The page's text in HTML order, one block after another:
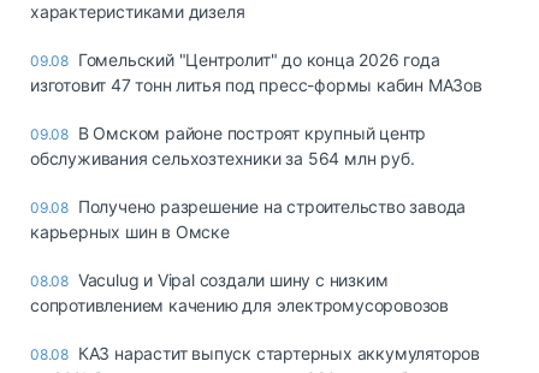
характеристиками дизеля
09.08 Гомельский "Центролит" до конца 2026 года
изготовит 47 тонн литья под пресс-формы кабин МАЗов
09.08 В Омском районе построят крупный центр
обслуживания сельхозтехники за 564 млн руб.
09.08 Получено разрешение на строительство завода
карьерных шин в Омске
08.08 Vaculug и Vipal создали шину с низким
сопротивлением качению для электромусоровозов
08.08 КАЗ нарастит выпуск стартерных аккумуляторов